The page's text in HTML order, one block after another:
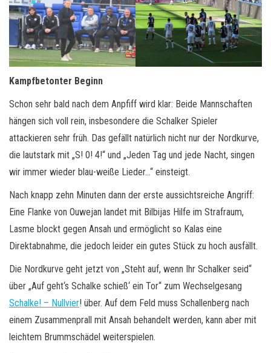
Kampfbetonter Beginn
Schon sehr bald nach dem Anpfiff wird klar: Beide Mannschaften
hängen sich voll rein, insbesondere die Schalker Spieler
attackieren sehr früh. Das gefällt natürlich nicht nur der Nordkurve,
die lautstark mit „S! 0! 4!“ und „Jeden Tag und jede Nacht, singen
wir immer wieder blau-weiße Lieder…“ einsteigt.
Nach knapp zehn Minuten dann der erste aussichtsreiche Angriff:
Eine Flanke von Ouwejan landet mit Bilbijas Hilfe im Strafraum,
Lasme blockt gegen Ansah und ermöglicht so Kalas eine
Direktabnahme, die jedoch leider ein gutes Stück zu hoch ausfällt.
Die Nordkurve geht jetzt von „Steht auf, wenn Ihr Schalker seid“
über „Auf geht‘s Schalke schieß‘ ein Tor“ zum Wechselgesang
Schalke! – Nullvier! über. Auf dem Feld muss Schallenberg nach
einem Zusammenprall mit Ansah behandelt werden, kann aber mit
leichtem Brummschädel weiterspielen.